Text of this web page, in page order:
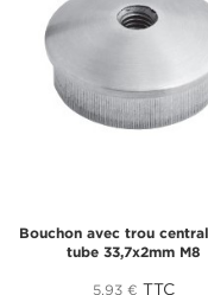
Bouchon avec trou
tube 33,7x2mm M8
5,93 € TTC
CONNEXION
Vous devez être